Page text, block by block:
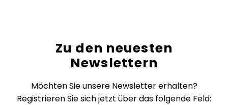
Zu den neuesten
Newslettern
Möchten Sie unsere Newsletter erhalten?
Registrieren Sie sich jetzt über das folgende Feld: